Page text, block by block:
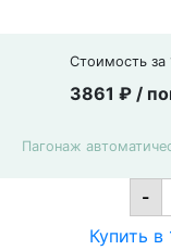
Стоимость за
3861 ₽ /
Пагонаж
-
Купить в